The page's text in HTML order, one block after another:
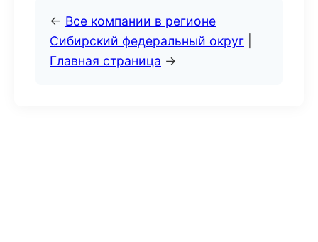
← Все компании в регионе
Сибирский федеральный округ
Главная страница →